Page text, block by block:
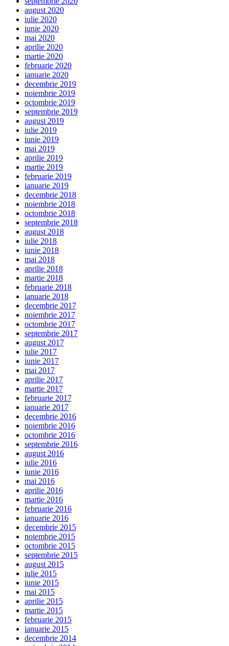
august 2020
iulie 2020
iunie 2020
mai 2020
aprilie 2020
martie 2020
februarie 2020
ianuarie 2020
decembrie 2019
noiembrie 2019
octombrie 2019
septembrie 2019
august 2019
iulie 2019
iunie 2019
mai 2019
aprilie 2019
martie 2019
februarie 2019
ianuarie 2019
decembrie 2018
noiembrie 2018
octombrie 2018
septembrie 2018
august 2018
iulie 2018
iunie 2018
mai 2018
aprilie 2018
martie 2018
februarie 2018
ianuarie 2018
decembrie 2017
noiembrie 2017
octombrie 2017
septembrie 2017
august 2017
iulie 2017
iunie 2017
mai 2017
aprilie 2017
martie 2017
februarie 2017
ianuarie 2017
decembrie 2016
noiembrie 2016
octombrie 2016
septembrie 2016
august 2016
iulie 2016
iunie 2016
mai 2016
aprilie 2016
martie 2016
februarie 2016
ianuarie 2016
decembrie 2015
noiembrie 2015
octombrie 2015
septembrie 2015
august 2015
iulie 2015
iunie 2015
mai 2015
aprilie 2015
martie 2015
februarie 2015
ianuarie 2015
decembrie 2014